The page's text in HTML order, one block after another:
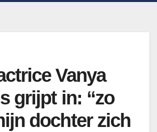
Vanya
grijpt in: “zo
dochter zich